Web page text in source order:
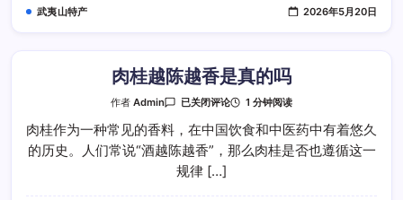
武夷山特产 2026年5月20日
肉桂越陈越香是真的吗
作者Admin
肉
越
陈
越
香
是
已关闭评论 1 分钟阅读
肉桂作为一种常见的香料，在中国饮食和中医药中有着悠久
的历史。人们常说“酒越陈越香”，那么肉桂是否也遵循这一
规律 […]